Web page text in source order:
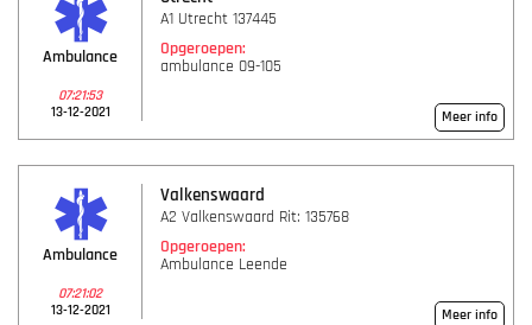
Ambulance
07:21:53
13-12-2021
A1 Utrecht 137445
Opgeroepen:
ambulance 09-105
Meer info
Ambulance
07:21:02
13-12-2021
Valkenswaard
A2 Valkenswaard Rit: 135768
Opgeroepen:
Ambulance Leende
Meer info